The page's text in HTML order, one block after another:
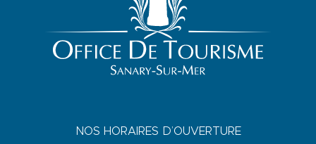
NOS HORAIRES D’OUVERTURE